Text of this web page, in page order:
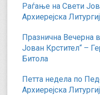
Раѓање на Свети
Архиерејска
Празнична Вечерна
Јован Крстител“ –
Битола
Петта недела по
Архиерејска